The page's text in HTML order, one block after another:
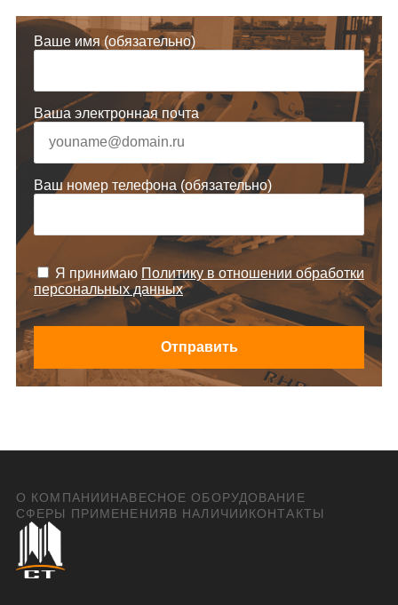
Ваше имя (обязательно)
Ваша электронная почта
Ваш номер телефона (обязательно)
Я принимаю Политику в отношении обработки
персональных данных
Отправить
О КОМПАНИИНАВЕСНОЕ ОБОРУДОВАНИЕ
СФЕРЫ ПРИМЕНЕНИЯВ НАЛИЧИИКОНТАКТЫ